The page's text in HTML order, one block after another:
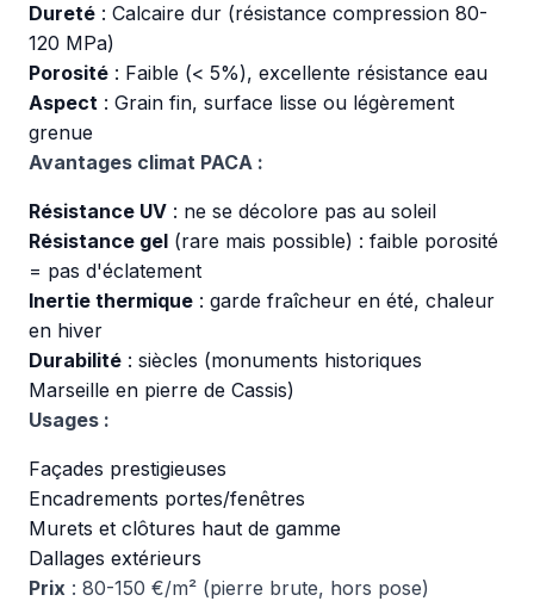
Dureté : Calcaire dur (résistance compression 80-
120 MPa)
Porosité : Faible (< 5%), excellente résistance eau
Aspect : Grain fin, surface lisse ou légèrement
grenue
Avantages climat PACA :
Résistance UV : ne se décolore pas au soleil
Résistance gel (rare mais possible) : faible porosité
= pas d'éclatement
Inertie thermique : garde fraîcheur en été, chaleur
en hiver
Durabilité : siècles (monuments historiques
Marseille en pierre de Cassis)
Usages :
Façades prestigieuses
Encadrements portes/fenêtres
Murets et clôtures haut de gamme
Dallages extérieurs
Prix : 80-150 €/m² (pierre brute, hors pose)